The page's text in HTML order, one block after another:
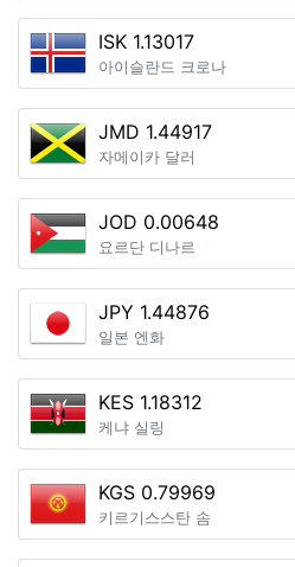
ISK 1.13017
아이슬란드 크로나
JMD 1.44917
자메이카 달러
JOD 0.00648
요르단 디나르
JPY 1.44876
일본 엔화
KES 1.18312
케냐 실링
KGS 0.79969
키르기스스탄 솜